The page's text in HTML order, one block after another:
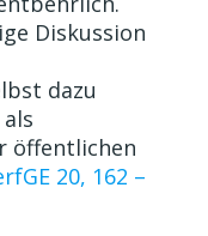
Diskussion
dazu
öffentlichen
20, 162 ­–